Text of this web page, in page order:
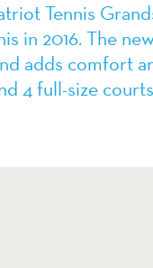
Tennis
in 2016. The
adds comfort
4 full-size